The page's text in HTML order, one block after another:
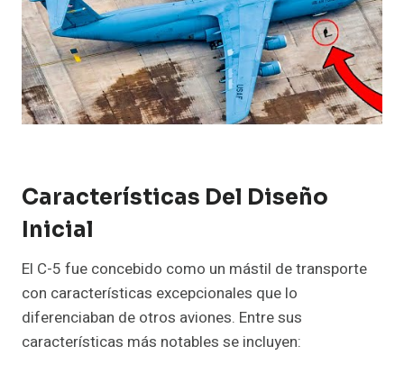
Características Del Diseño
Inicial
El C-5 fue concebido como un mástil de transporte
con características excepcionales que lo
diferenciaban de otros aviones. Entre sus
características más notables se incluyen: